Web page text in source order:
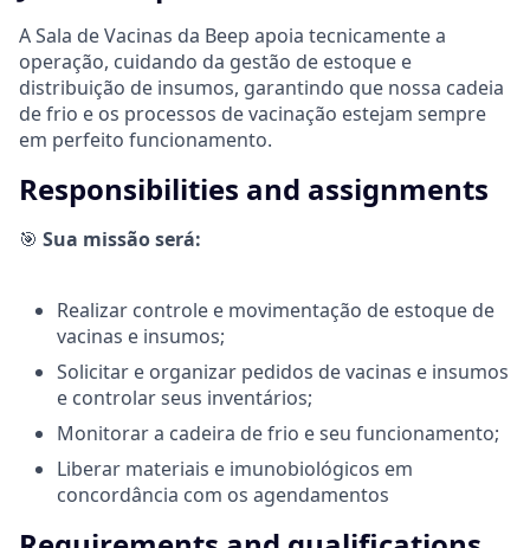
A Sala de Vacinas da Beep apoia tecnicamente a
operação, cuidando da gestão de estoque e
distribuição de insumos, garantindo que nossa cadeia
de frio e os processos de vacinação estejam sempre
em perfeito funcionamento.
Responsibilities and assignments
🎯 Sua missão será:
Realizar controle e movimentação de estoque de
vacinas e insumos;
Solicitar e organizar pedidos de vacinas e insumos
e controlar seus inventários;
Monitorar a cadeira de frio e seu funcionamento;
Liberar materiais e imunobiológicos em
concordância com os agendamentos